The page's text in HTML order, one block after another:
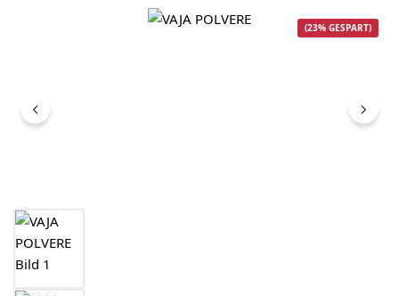
Bildergalerie überspringen
(23% GESPART)